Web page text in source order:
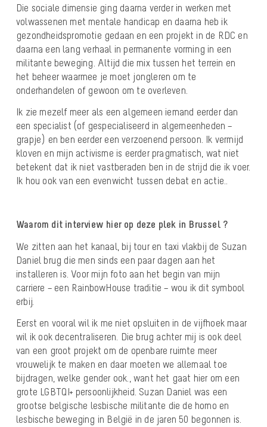
Die sociale dimensie ging daarna verder in werken met
volwassenen met mentale handicap en daarna heb ik
gezondheidspromotie gedaan en een projekt in de RDC en
daarna een lang verhaal in permanente vorming in een
militante beweging. Altijd die mix tussen het terrein en
het beheer waarmee je moet jongleren om te
onderhandelen of gewoon om te overleven.
Ik zie mezelf meer als een algemeen iemand eerder dan
een specialist (of gespecialiseerd in algemeenheden –
grapje) en ben eerder een verzoenend persoon. Ik vermijd
kloven en mijn activisme is eerder pragmatisch, wat niet
betekent dat ik niet vastberaden ben in de strijd die ik voer.
Ik hou ook van een evenwicht tussen debat en actie..
Waarom dit interview hier op deze plek in Brussel ?
We zitten aan het kanaal, bij tour en taxi vlakbij de Suzan
Daniel brug die men sinds een paar dagen aan het
installeren is. Voor mijn foto aan het begin van mijn
carriere – een RainbowHouse traditie – wou ik dit symbool
erbij.
Eerst en vooral wil ik me niet opsluiten in de vijfhoek maar
wil ik ook decentraIiseren. Die brug achter mij is ook deel
van een groot projekt om de openbare ruimte meer
vrouwelijk te maken en daar moeten we allemaal toe
bijdragen, welke gender ook., want het gaat hier om een
grote LGBTQI+ persoonlijkheid. Suzan Daniel was een
grootse belgische lesbische militante die de homo en
lesbische beweging in België in de jaren 50 begonnen is.